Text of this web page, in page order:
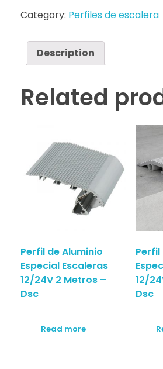
Category: Perfiles de escalera
Description
Related
Perfil de Aluminio
Especial Escaleras
12/24V 2 Metros –
Dsc
Read more
Perfil
12/
Dsc